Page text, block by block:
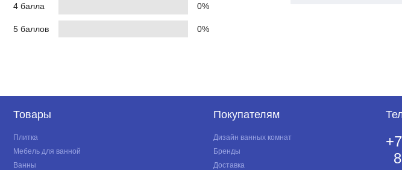
4 балла 0%
5 баллов 0%
Товары
Плитка
Мебель для ванной
Ванны
Покупателям
Дизайн ванных комнат
Бренды
Доставка